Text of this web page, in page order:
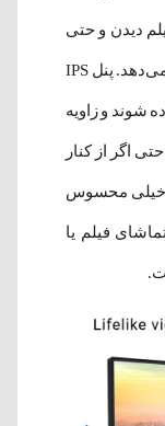
دیدن و حتی
ادیت سبک تصاویر کیفیت مناسبی ارائه می‌دهد. پنل IPS
شوند و زاویه
حتی اگر از کنار
خیلی محسوس
فیلم یا